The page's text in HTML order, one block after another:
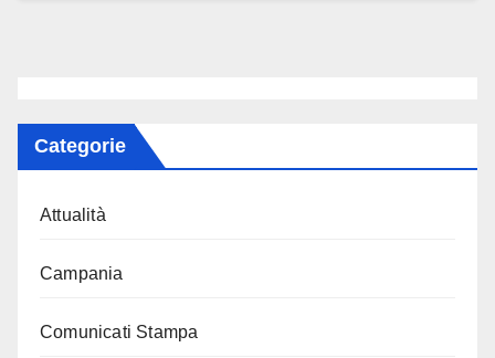
Categorie
Attualità
Campania
Comunicati Stampa